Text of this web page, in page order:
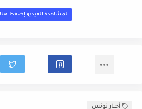
لمشاهدة الفيديو إضغط هنا
أخبار تونس